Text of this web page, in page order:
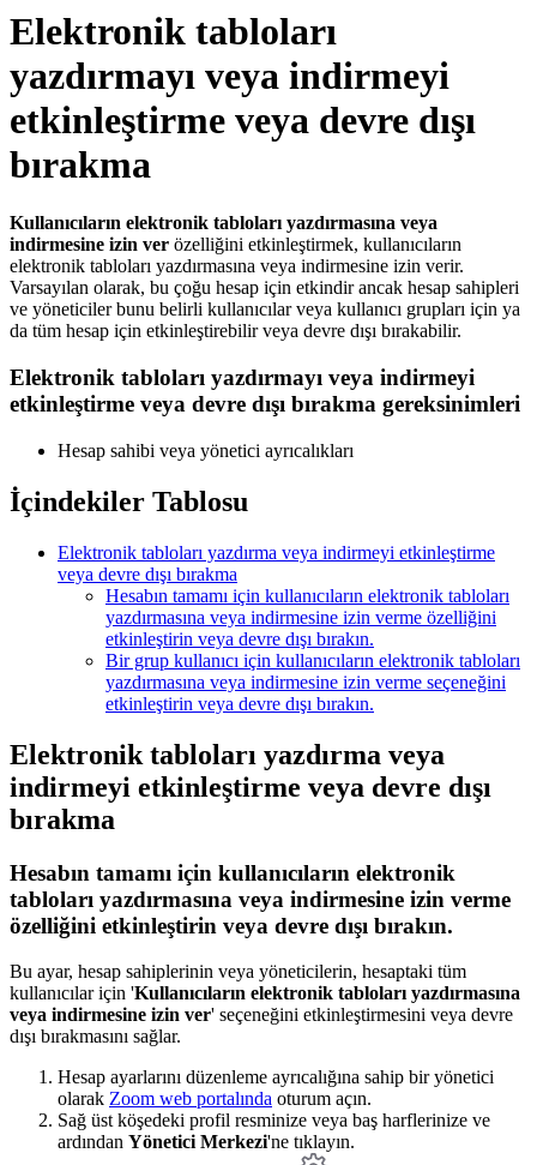
Elektronik tabloları
yazdırmayı veya indirmeyi
etkinleştirme veya devre dışı
bırakma
Kullanıcıların elektronik tabloları yazdırmasına veya
indirmesine izin ver özelliğini etkinleştirmek, kullanıcıların
elektronik tabloları yazdırmasına veya indirmesine izin verir.
Varsayılan olarak, bu çoğu hesap için etkindir ancak hesap sahipleri
ve yöneticiler bunu belirli kullanıcılar veya kullanıcı grupları için ya
da tüm hesap için etkinleştirebilir veya devre dışı bırakabilir.
Elektronik tabloları yazdırmayı veya indirmeyi
etkinleştirme veya devre dışı bırakma gereksinimleri
Hesap sahibi veya yönetici ayrıcalıkları
İçindekiler Tablosu
Elektronik tabloları yazdırma veya indirmeyi etkinleştirme
veya devre dışı bırakma
Hesabın tamamı için kullanıcıların elektronik tabloları
yazdırmasına veya indirmesine izin verme özelliğini
etkinleştirin veya devre dışı bırakın.
Bir grup kullanıcı için kullanıcıların elektronik tabloları
yazdırmasına veya indirmesine izin verme seçeneğini
etkinleştirin veya devre dışı bırakın.
Elektronik tabloları yazdırma veya
indirmeyi etkinleştirme veya devre dışı
bırakma
Hesabın tamamı için kullanıcıların elektronik
tabloları yazdırmasına veya indirmesine izin verme
özelliğini etkinleştirin veya devre dışı bırakın.
Bu ayar, hesap sahiplerinin veya yöneticilerin, hesaptaki tüm
kullanıcılar için 'Kullanıcıların elektronik tabloları yazdırmasına
veya indirmesine izin ver' seçeneğini etkinleştirmesini veya devre
dışı bırakmasını sağlar.
Hesap ayarlarını düzenleme ayrıcalığına sahip bir yönetici
olarak Zoom web portalında oturum açın.
Sağ üst köşedeki profil resminize veya baş harflerinize ve
ardından Yönetici Merkezi'ne tıklayın.